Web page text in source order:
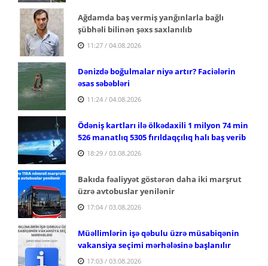
Ağdamda baş vermiş yanğınlarla bağlı
şübhəli bilinən şəxs saxlanılıb
11:27 / 04.08.2026
Dənizdə boğulmalar niyə artır? Faciələrin
əsas səbəbləri
11:24 / 04.08.2026
Ödəniş kartları ilə ölkədaxili 1 milyon 74 min
526 manatlıq 5305 fırıldaqçılıq halı baş verib
18:29 / 03.08.2026
Bakıda fəaliyyət göstərən daha iki marşrut
üzrə avtobuslar yenilənir
17:04 / 03.08.2026
Müəllimlərin işə qəbulu üzrə müsabiqənin
vakansiya seçimi mərhələsinə başlanılır
17:03 / 03.08.2026